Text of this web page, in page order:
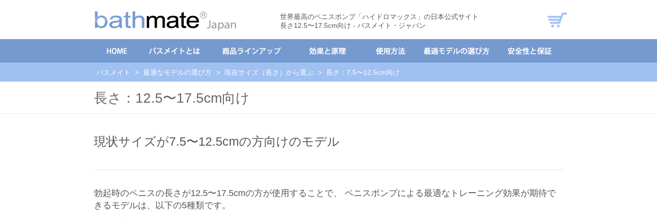
世界最高のペニスポンプ「ハイドロマックス」の日本公式サイト
長さ12.5〜17.5cm向け - バスメイト・ジャパン
バスメイト > 最適なモデルの選び方 > 現在サイズ（長さ）から選ぶ > 長さ：7.5〜12.5cm向け
長さ：12.5〜17.5cm向け
現状サイズが7.5〜12.5cmの方向けのモデル
勃起時のペニスの長さが12.5〜17.5cmの方が使用することで、 ペニスポンプによる最適なトレーニング効果が期待で
きるモデルは、以下の5種類です。